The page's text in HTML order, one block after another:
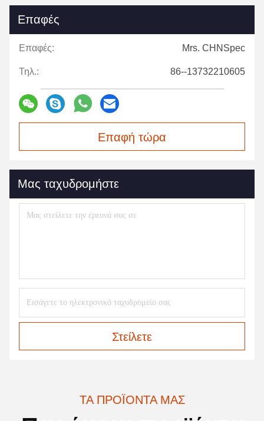
Επαφές
Επαφές: Mrs. CHNSpec
Τηλ.: 86--13732210605
Επαφή τώρα
Μας ταχυδρομήστε
Στείλετε
ΤΑ ΠΡΟΪΌΝΤΑ ΜΑΣ